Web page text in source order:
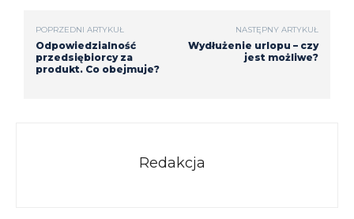
POPRZEDNI ARTYKUŁ
Odpowiedzialność
przedsiębiorcy za
produkt. Co obejmuje?
NASTĘPNY ARTYKUŁ
Wydłużenie urlopu – czy
jest możliwe?
Redakcja